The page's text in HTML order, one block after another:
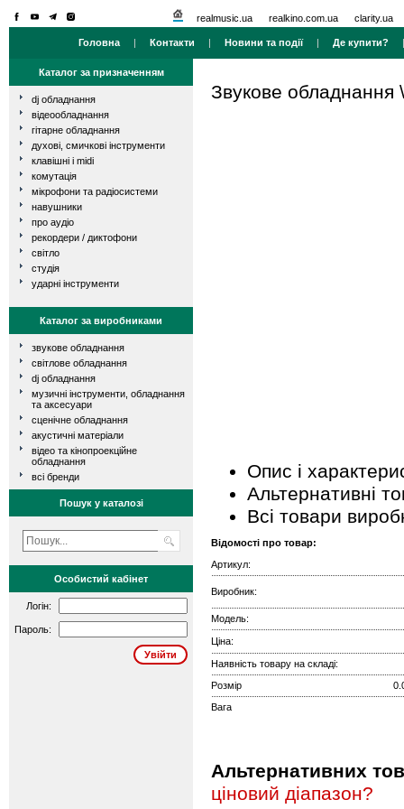
realmusic.ua realkino.com.ua clarity.ua
Головна | Контакти | Новини та події| Де купити?
Каталог за призначенням
dj обладнання
відеообладнання
гітарне обладнання
духові, смичкові інструменти
клавішні і midi
комутація
мікрофони та радіосистеми
навушники
про аудіо
рекордери / диктофони
світло
студія
ударні інструменти
Каталог за виробниками
звукове обладнання
світлове обладнання
dj обладнання
музичні інструменти, обладнання
та аксесуари
сценічне обладнання
акустичні матеріали
відео та кінопроекційне
обладнання
всі бренди
Пошук у каталозі
Особистий кабінет
Логін:
Пароль:
Звукове обладнання
Опис і
Альтернативні
Всі товари
Відомості про товар:
Артикул:
Виробник:
Модель:
Ціна:
Наявність товару на складі:
Розмір
Вага
Альтернативних
ціновий діапазон?